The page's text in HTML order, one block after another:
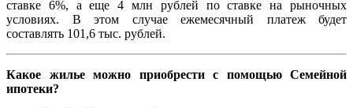
ставке 6%, а еще 4 млн рублей по ставке на рыночных
условиях. В этом случае ежемесячный платеж будет
составлять 101,6 тыс. рублей.
Какое жилье можно приобрести с помощью Семейной
ипотеки?